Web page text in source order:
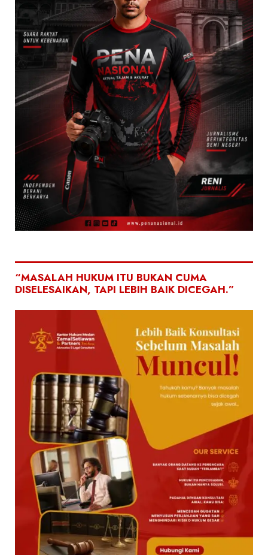
“MASALAH HUKUM ITU BUKAN CUMA
DISELESAIKAN, TAPI LEBIH BAIK DICEGAH.”